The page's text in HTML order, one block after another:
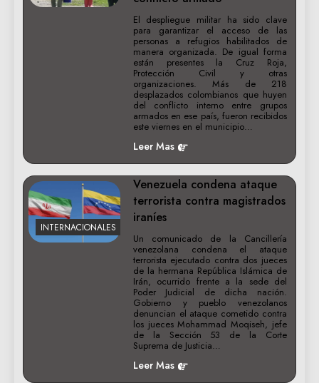
El despliegue militar ha sido clave
para garantizar el acceso de las
personas a refugios habilitados de
manera organizada. De igual forma
están presentes la Cruz Roja,
Protección Civil y otras
organizaciones. Más de 218
desplazados colombianos que huyen
del conflicto interno entre grupos
armados en ese país, fueron recibidos
este viernes en el municipio…
Leer Mas
INTERNACIONALES
Venezuela condena ataque
terrorista contra magistrados
iraníes
Un comunicado de la Cancillería
venezolana condena el ataque
terrorista ejecutado contra dos jueces
de la hermana República Islámica de
Irán, ocurrido frente a la sede del
Poder Judicial de dicha nación.
Gobierno y pueblo venezolanos
denuncian el ataque cometido contra
los jueces Mohammad Moqiseh, jefe
de la Sección 53 de la Corte
Suprema de Justicia…
Leer Mas